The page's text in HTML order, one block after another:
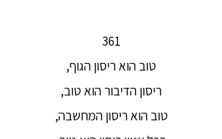
361
טוב הוא ריסון הגוף,
ריסון הדיבור הוא טוב,
טוב הוא ריסון המחשבה,